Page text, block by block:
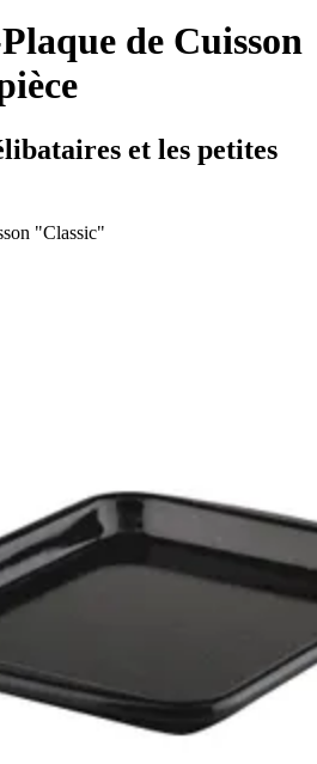
de Cuisson
et les petites
"Classic"